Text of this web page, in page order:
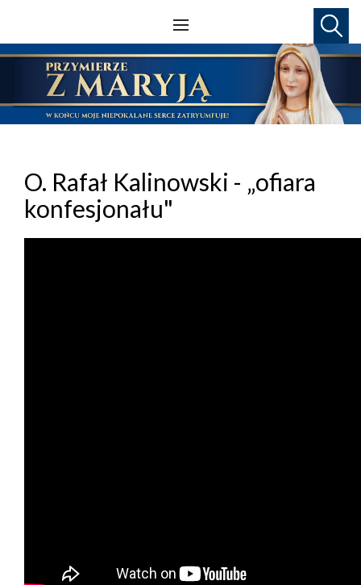
O. Rafał Kalinowski - „ofiara
konfesjonału"